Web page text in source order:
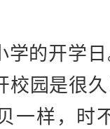
的开学日
校园是很
一样，时